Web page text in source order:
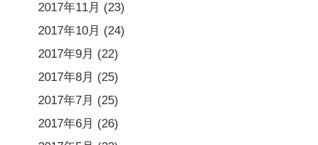
2017年11月 (23)
2017年10月 (24)
2017年9月 (22)
2017年8月 (25)
2017年7月 (25)
2017年6月 (26)